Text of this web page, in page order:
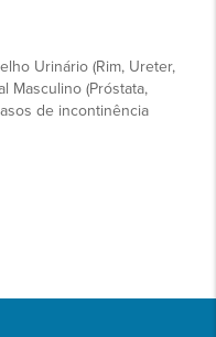
Urinário (Rim, Ureter,
Masculino (Próstata,
de incontinência